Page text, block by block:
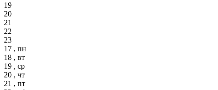
19
20
21
22
23
17 , пн
18 , вт
19 , ср
20 , чт
21 , пт